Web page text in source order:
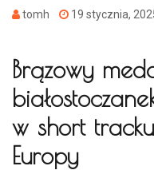
tomh 19 stycznia,
Brązowy
w short
Europy